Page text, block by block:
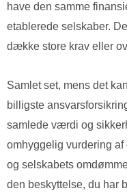
have den samme
etablerede selskaber.
dække store krav eller
Samlet set, mens det
billigste
samlede værdi og
omhyggelig vurdering
og selskabets
den beskyttelse, du har